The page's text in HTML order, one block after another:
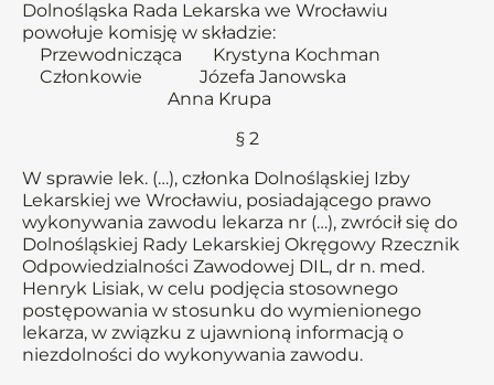
Dolnośląska Rada Lekarska we Wrocławiu
powołuje komisję w składzie:
Przewodnicząca Krystyna Kochman
Członkowie Józefa Janowska
Anna Krupa
§ 2
W sprawie lek. (…), członka Dolnośląskiej Izby
Lekarskiej we Wrocławiu, posiadającego prawo
wykonywania zawodu lekarza nr (…), zwrócił się do
Dolnośląskiej Rady Lekarskiej Okręgowy Rzecznik
Odpowiedzialności Zawodowej DIL, dr n. med.
Henryk Lisiak, w celu podjęcia stosownego
postępowania w stosunku do wymienionego
lekarza, w związku z ujawnioną informacją o
niezdolności do wykonywania zawodu.